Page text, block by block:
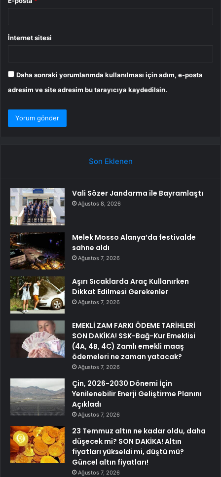
İnternet sitesi
Daha sonraki yorumlarımda kullanılması için adım, e-posta
adresim ve site adresim bu tarayıcıya kaydedilsin.
Son Eklenen
Vali Sözer Jandarma ile Bayramlaştı
Ağustos 8, 2026
Melek Mosso Alanya’da festivalde
sahne aldı
Ağustos 7, 2026
Aşırı Sıcaklarda Araç Kullanırken
Dikkat Edilmesi Gerekenler
Ağustos 7, 2026
EMEKLİ ZAM FARKI ÖDEME TARİHLERİ
SON DAKİKA! SSK-Bağ-Kur Emeklisi
(4A, 4B, 4C) Zamlı emekli maaş
ödemeleri ne zaman yatacak?
Ağustos 7, 2026
Çin, 2026-2030 Dönemi İçin
Yenilenebilir Enerji Geliştirme Planını
Açıkladı
Ağustos 7, 2026
23 Temmuz altın ne kadar oldu, daha
düşecek mi? SON DAKİKA! Altın
fiyatları yükseldi mi, düştü mü?
Güncel altın fiyatları!
Ağustos 7, 2026